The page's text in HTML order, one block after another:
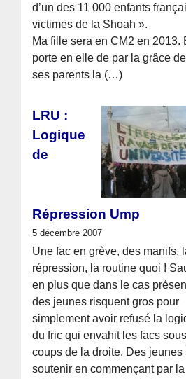
d’un des 11 000 enfants
victimes de la Shoah ».
Ma fille sera en CM2 en 2013.
porte en elle de par la grâce de
ses parents la (…)
LRU :
Logique
de
Répression Ump
5 décembre 2007
Une fac en grève, des manifs,
répression, la routine quoi !
en plus que dans le cas
des jeunes risquent gros pour
simplement avoir refusé la
du fric qui envahit les facs
coups de la droite. Des jeunes
soutenir en commençant par la